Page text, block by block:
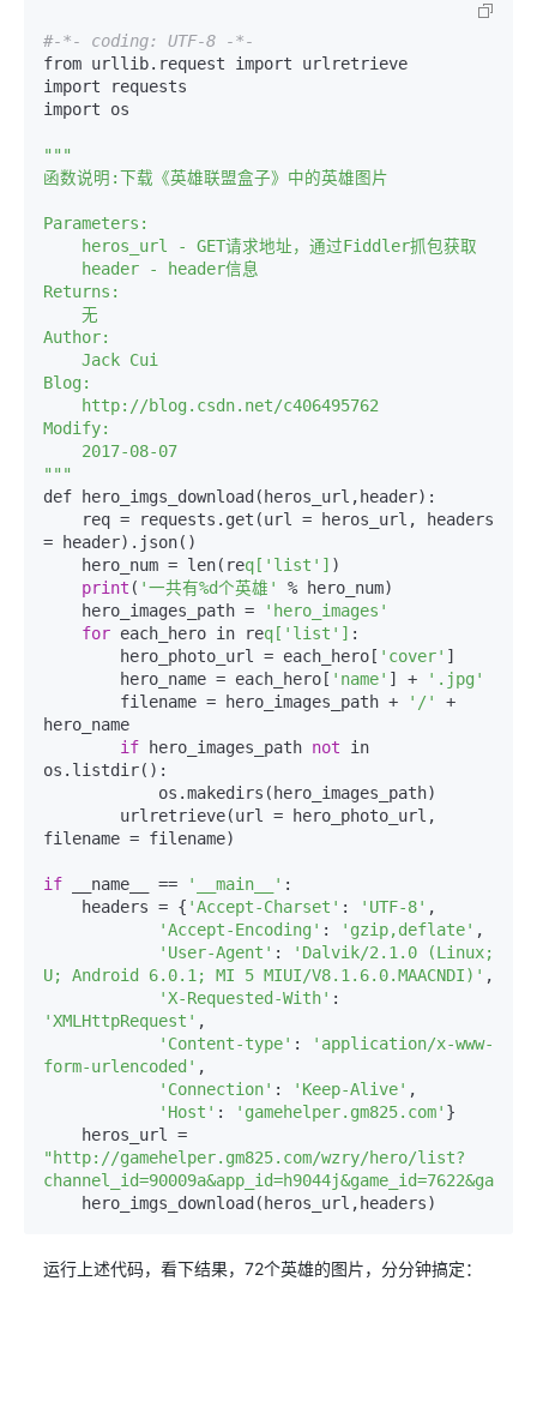
#-*- coding: UTF-8 -*-
from urllib.request import urlretrieve
import requests
import os
"" "
函数说明:下载《英雄联盟盒子》中的英雄图片
Parameters:
Returns:
Author:
Blog:
Modify:
" ""
def hero_imgs_download(heros_url,header):
= header).json()
    hero_num = len(re
q['list'] )
print ( '一共有%d个英雄'
% hero_num)
    hero_images_path =
'hero_images'
for each_hero in req['list'] :
        hero_photo_url = each_hero[
'cover' ]
        hero_name = each_hero[
'name' ] +
'.jpg'
        filename = hero_images_path +
'/'
+
hero_name
if hero_images_path not in
os.listdir():
filename = filename)
if __name__ == '__main__' :
    headers = {
'Accept-Charset' : 'UTF-8' ,
'Accept-Encoding' : 'gzip,deflate' ,
'User-Agent' :
'Dalvik/2.1.0 (Linux;
U; Android 6.0.1; MI 5 MIUI/V8.1.6.0.MAACNDI)' ,
'X-Requested-With'
'XMLHttpRequest' ,
'Content-type' :
'application/x-www-
form-urlencoded' ,
'Connection' : 'Keep-Alive' ,
'Host' : 'gamehelper.gm825.com' }
"http://gamehelper.gm825.com/wzry/hero/list?
    hero_imgs_download(heros_url,headers)
运行上述代码，看下结果，72个英雄的图片，分分钟搞定：